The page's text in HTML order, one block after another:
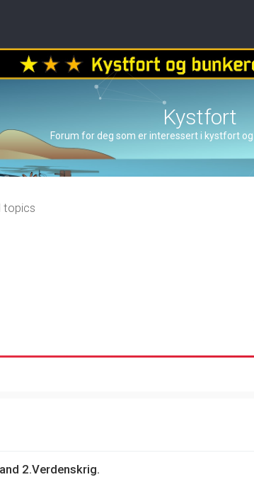
Kystfort
Forum for deg som er interessert i kystfort
topics
2.Verdenskrig.